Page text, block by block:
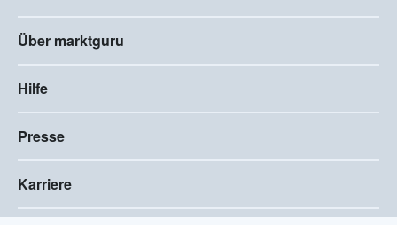
Über marktguru
Hilfe
Presse
Karriere